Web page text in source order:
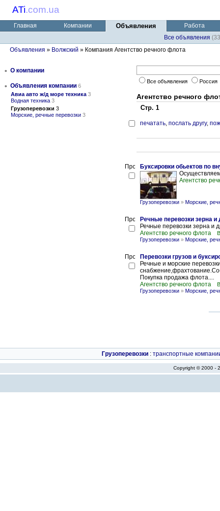
ATi.com.ua
Главная Компании Объявления
Работа
Все объявления
Объявления » Волжский » Компания Агентство речного флота
• О компании
• Объявления компании 6
Авиа авто ж/д море техника 3
Водная техника 3
Грузоперевозки 3
Морские, речные перевозки 3
Все объявления Россия
Агентство речного
Стр. 1
печатать, послать другу,
Буксировки обьектов по
Агентство
Грузоперевозки » Морские,
Речные перевозки зерна и
Речные перевозки зерна и
Агентство речного флота
Грузоперевозки » Морские,
Перевозки грузов и
Речные и морские
Покупка продажа флота....
Агентство речного флота
Грузоперевозки » Морские,
Грузоперевозки : транспортные
Copyright © 2000 -